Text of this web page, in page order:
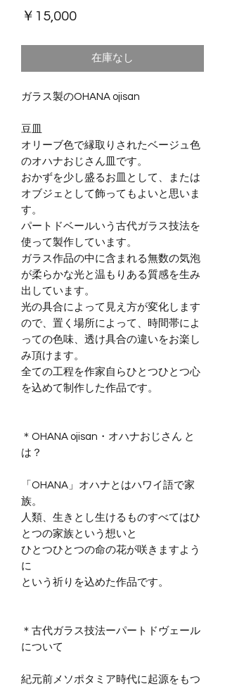
￥15,000価
在庫なし
ガラス製のOHANA ojisan
豆皿
オリーブ色で縁取りされたベージュ色
のオハナおじさん皿です。
おかずを少し盛るお皿として、または
オブジェとして飾ってもよいと思いま
す。
パートドベールいう古代ガラス技法を
使って製作しています。
ガラス作品の中に含まれる無数の気泡
が柔らかな光と温もりある質感を生み
出しています。
光の具合によって見え方が変化します
ので、置く場所によって、時間帯によ
っての色味、透け具合の違いをお楽し
み頂けます。
全ての工程を作家自らひとつひとつ心
を込めて制作した作品です。
＊OHANA ojisan・オハナおじさん と
は？
「OHANA」オハナとはハワイ語で家
族。
人類、生きとし生けるものすべてはひ
とつの家族という想いと
ひとつひとつの命の花が咲きますよう
に
​という祈りを込めた作品です。
＊古代ガラス技法ーパートドヴェール
について
紀元前メソポタミア時代に起源をもつ